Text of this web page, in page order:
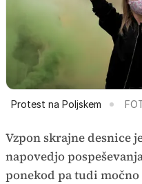
Protest na Poljskem
Vzpon skrajne desnice
napovedjo
ponekod pa tudi